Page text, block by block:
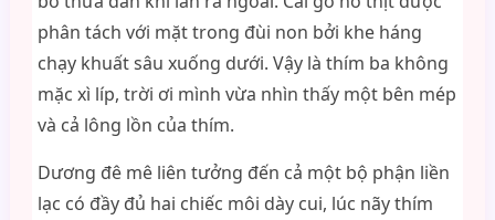
phân tách với mặt trong đùi non bởi khe háng
chạy khuất sâu xuống dưới. Vậy là thím ba không
mặc xì líp, trời ơi mình vừa nhìn thấy một bên mép
và cả lông lồn của thím.
Dương đê mê liên tưởng đến cả một bộ phận liền
lạc có đầy đủ hai chiếc môi dày cui, lúc nãy thím